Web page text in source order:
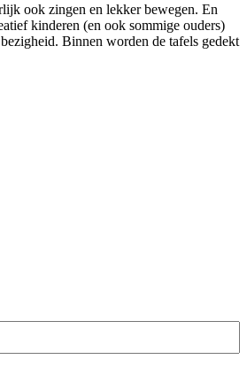
ook zingen en lekker bewegen. En
kinderen (en ook sommige ouders)
Binnen worden de tafels gedekt